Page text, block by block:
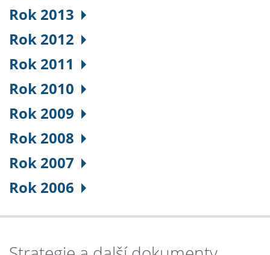
Rok 2013
Rok 2012
Rok 2011
Rok 2010
Rok 2009
Rok 2008
Rok 2007
Rok 2006